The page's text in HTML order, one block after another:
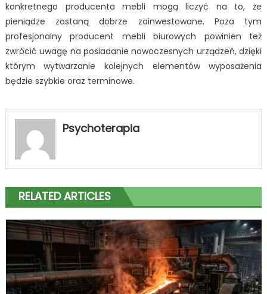
konkretnego producenta mebli mogą liczyć na to, że
pieniądze zostaną dobrze zainwestowane. Poza tym
profesjonalny producent mebli biurowych powinien też
zwrócić uwagę na posiadanie nowoczesnych urządzeń, dzięki
którym wytwarzanie kolejnych elementów wyposażenia
będzie szybkie oraz terminowe.
Psychoterapia
RELATED ARTICLES